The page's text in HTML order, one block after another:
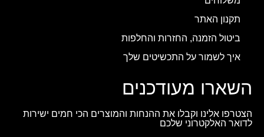
תקנון האתר
ביטול הזמנה, החזרות והחלפות
איך לשמור על התכשיטים שלך
השארו מעודכנים
הצטרפו אלינו וקבלו את ההנחות והמוצרים הכי חמים ישירות
לדואר האלקטרוני שלכם